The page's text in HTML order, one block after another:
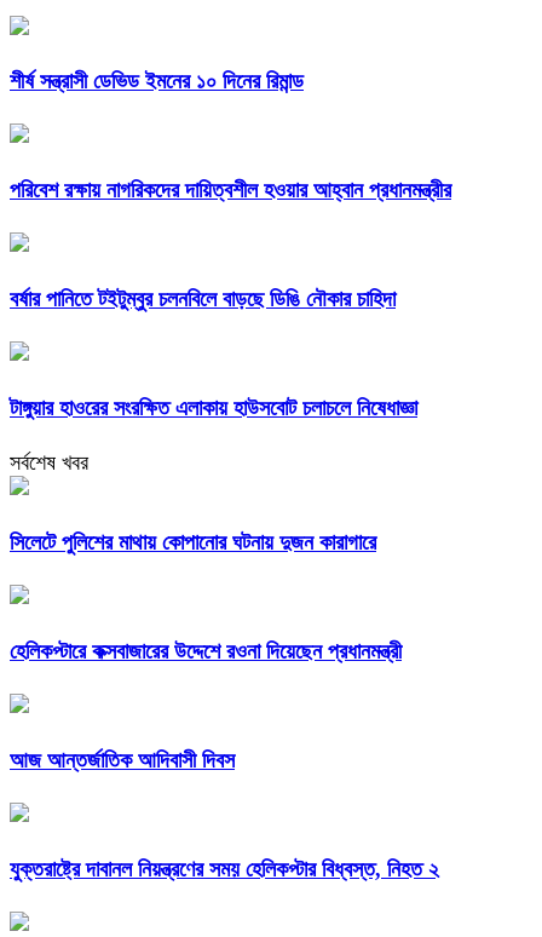
শীর্ষ সন্ত্রাসী ডেভিড ইমনের ১০ দিনের রিমান্ড
পরিবেশ রক্ষায় নাগরিকদের দায়িত্বশীল হওয়ার আহ্বান প্রধানমন্ত্রীর
বর্ষার পানিতে টইটুম্বুর চলনবিলে বাড়ছে ডিঙি নৌকার চাহিদা
টাঙ্গুয়ার হাওরের সংরক্ষিত এলাকায় হাউসবোট চলাচলে নিষেধাজ্ঞা
সর্বশেষ খবর
সিলেটে পুলিশের মাথায় কোপানোর ঘটনায় দুজন কারাগারে
হেলিকপ্টারে কক্সবাজারের উদ্দেশে রওনা দিয়েছেন প্রধানমন্ত্রী
আজ আন্তর্জাতিক আদিবাসী দিবস
যুক্তরাষ্ট্রে দাবানল নিয়ন্ত্রণের সময় হেলিকপ্টার বিধ্বস্ত, নিহত ২